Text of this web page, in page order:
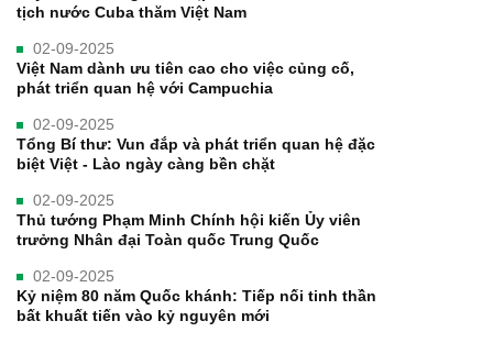
tịch nước Cuba thăm Việt Nam
02-09-2025
Việt Nam dành ưu tiên cao cho việc củng cố,
phát triển quan hệ với Campuchia
02-09-2025
Tổng Bí thư: Vun đắp và phát triển quan hệ đặc
biệt Việt - Lào ngày càng bền chặt
02-09-2025
Thủ tướng Phạm Minh Chính hội kiến Ủy viên
trưởng Nhân đại Toàn quốc Trung Quốc
02-09-2025
Kỷ niệm 80 năm Quốc khánh: Tiếp nối tinh thần
bất khuất tiến vào kỷ nguyên mới